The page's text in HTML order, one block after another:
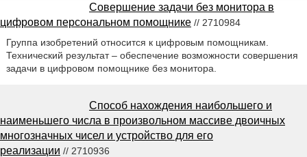
Совершение задачи без монитора в
цифровом персональном помощнике // 2710984
Группа изобретений относится к цифровым помощникам.
Технический результат – обеспечение возможности совершения
задачи в цифровом помощнике без монитора.
Способ нахождения наибольшего и
наименьшего числа в произвольном массиве двоичных
многозначных чисел и устройство для его
реализации // 2710936